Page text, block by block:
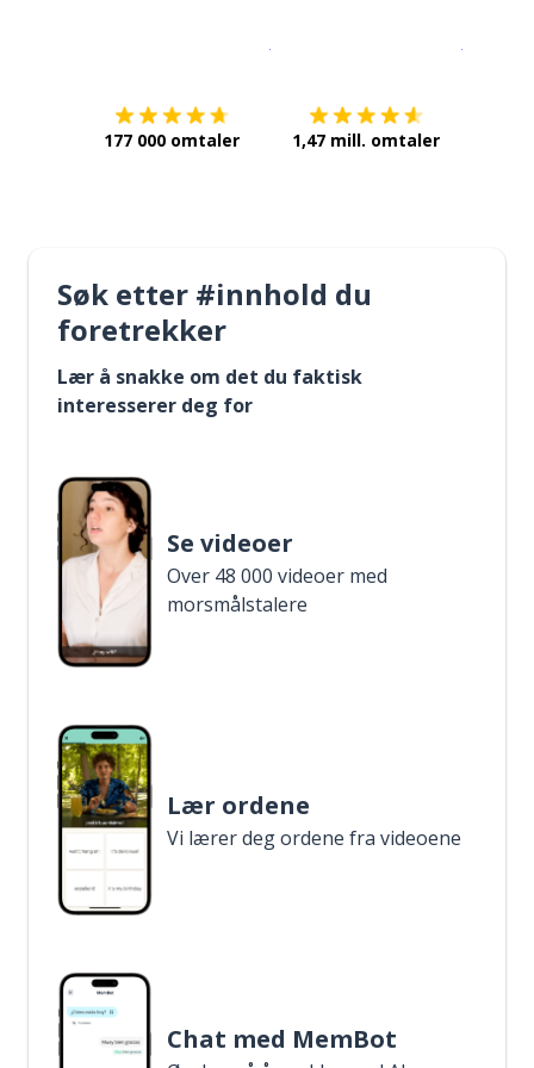
177 000 omtaler 1,47 mill. omtaler
Søk etter #innhold du
foretrekker
Lær å snakke om det du faktisk
interesserer deg for
Se videoer
Over 48 000 videoer med
morsmålstalere
Lær ordene
Vi lærer deg ordene fra videoene
Chat med MemBot